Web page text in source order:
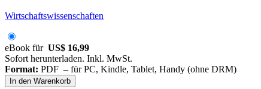
Wirtschaftswissenschaften
eBook für US$ 16,99
Sofort herunterladen. Inkl. MwSt.
Format: PDF – für PC, Kindle, Tablet, Handy (ohne DRM)
In den Warenkorb